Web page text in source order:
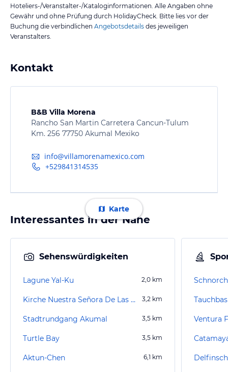
Hoteliers-/Veranstalter-/Kataloginformationen. Alle Angaben ohne
Gewähr und ohne Prüfung durch HolidayCheck. Bitte lies vor der
Buchung die verbindlichen Angebotsdetails des jeweiligen
Veranstalters.
Kontakt
B&B Villa Morena
Rancho San Martin Carretera Cancun-Tulum
Km. 256 77750 Akumal Mexiko
info@villamorenamexico.com
+529841314535
Karte
Interessantes in der Nähe
Sehenswürdigkeiten
Lagune Yal-Ku 2,0 km
Kirche Nuestra Señora De Las Nieves 3,2 km
Stadtrundgang Akumal 3,5 km
Turtle Bay 3,5 km
Aktun-Chen 6,1 km
Ventura